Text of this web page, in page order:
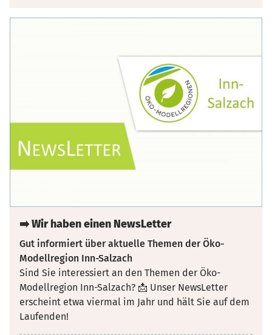
➡️ Wir haben einen NewsLetter
Gut informiert über aktuelle Themen der Öko-
Modellregion Inn-Salzach
Sind Sie interessiert an den Themen der Öko-
Modellregion Inn-Salzach? 📩 Unser NewsLetter
erscheint etwa viermal im Jahr und hält Sie auf dem
Laufenden!